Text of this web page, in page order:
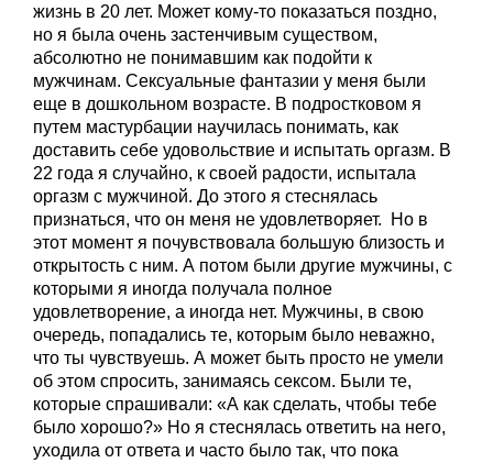
жизнь в 20 лет. Может кому-то показаться поздно,
но я была очень застенчивым существом,
абсолютно не понимавшим как подойти к
мужчинам. Сексуальные фантазии у меня были
еще в дошкольном возрасте. В подростковом я
путем мастурбации научилась понимать, как
доставить себе удовольствие и испытать оргазм. В
22 года я случайно, к своей радости, испытала
оргазм с мужчиной. До этого я стеснялась
признаться, что он меня не удовлетворяет. Но в
этот момент я почувствовала большую близость и
открытость с ним. А потом были другие мужчины, с
которыми я иногда получала полное
удовлетворение, а иногда нет. Мужчины, в свою
очередь, попадались те, которым было неважно,
что ты чувствуешь. А может быть просто не умели
об этом спросить, занимаясь сексом. Были те,
которые спрашивали: «А как сделать, чтобы тебе
было хорошо?» Но я стеснялась ответить на него,
уходила от ответа и часто было так, что пока